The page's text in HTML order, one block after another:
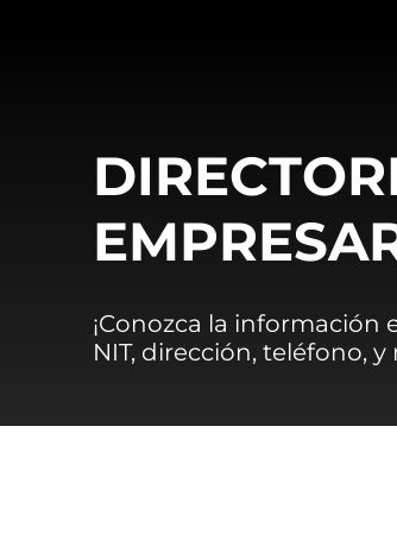
¡Conozca la información
NIT, dirección, teléfono,